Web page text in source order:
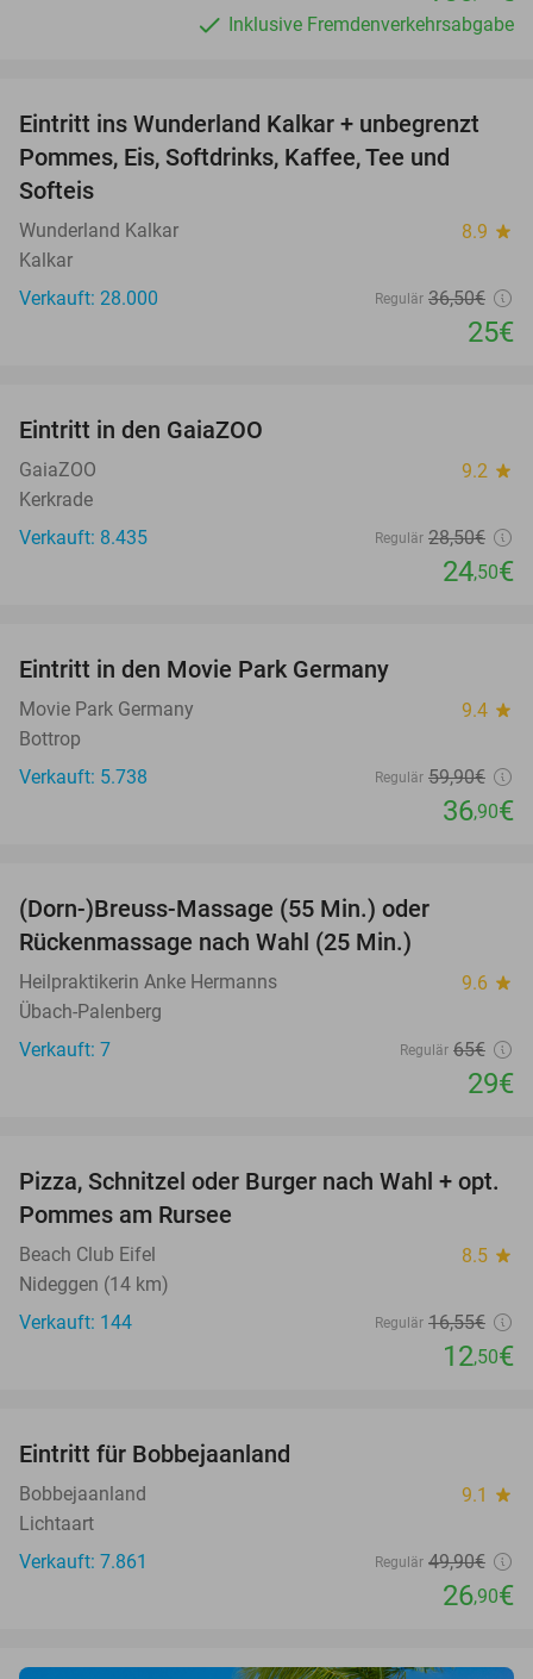
Inklusive Fremdenverkehrsabgabe
32%
Eintritt ins Wunderland Kalkar + unbegrenzt
Pommes, Eis, Softdrinks, Kaffee, Tee und
Softeis
Wunderland Kalkar 8.9 star
Kalkar
Verkauft: 28.000
Regulär 36,50€
25€
Eintritt in den GaiaZOO
GaiaZOO 9.2 star
Kerkrade
Verkauft: 8.435
Regulär 28,50€
24,50€
Eintritt in den Movie Park Germany
Movie Park Germany 9.4 star
Bottrop
Verkauft: 5.738
Regulär 59,90€
36,90€
(Dorn-)Breuss-Massage (55 Min.) oder
Rückenmassage nach Wahl (25 Min.)
Heilpraktikerin Anke Hermanns 9.6 star
Übach-Palenberg
Verkauft: 7
Regulär 65€
29€
24%
Pizza, Schnitzel oder Burger nach Wahl + opt.
Pommes am Rursee
Beach Club Eifel 8.5 star
Nideggen (14 km)
Verkauft: 144
Regulär 16,55€
12,50€
Eintritt für Bobbejaanland
Bobbejaanland 9.1 star
Lichtaart
Verkauft: 7.861
Regulär 49,90€
26,90€